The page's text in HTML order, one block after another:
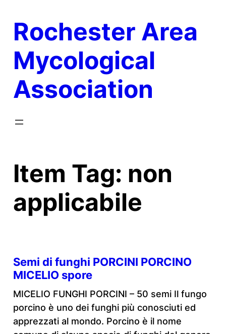
content
Rochester Area
Mycological
Association
Item Tag: non
applicabile
Semi di funghi PORCINI PORCINO
MICELIO spore
MICELIO FUNGHI PORCINI – 50 semi Il fungo
porcino è uno dei funghi più conosciuti ed
apprezzati al mondo. Porcino è il nome